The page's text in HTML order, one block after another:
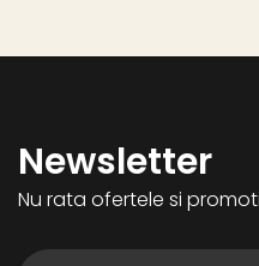
Newsletter
Nu rata ofertele si